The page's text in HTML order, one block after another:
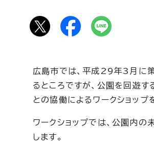
広島市では、平成29年3月に策
るところですが、公園を回遊
との協働によるワークショップ
ワークショップでは、公園内
します。